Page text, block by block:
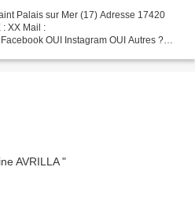
Palais sur Mer (17) Adresse 17420
: XX Mail :
OUI Instagram OUI Autres ?